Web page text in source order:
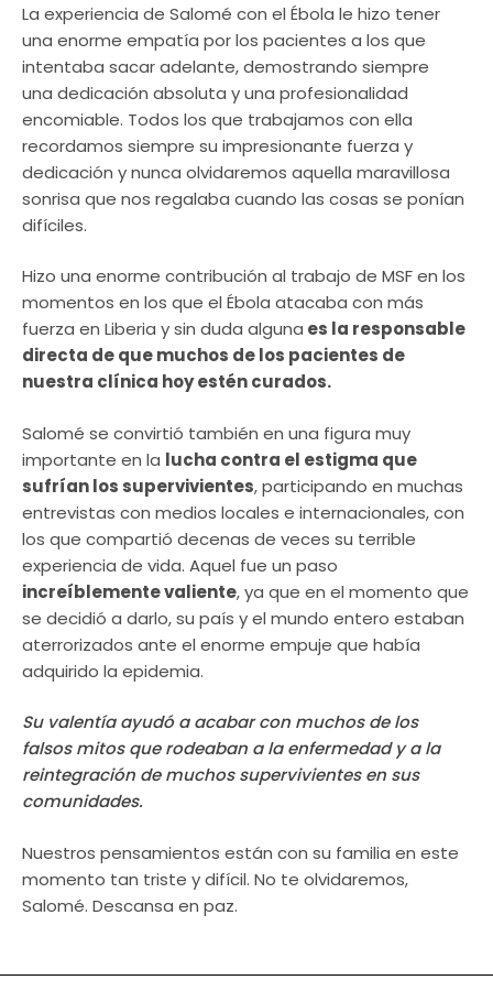
La experiencia de Salomé con el Ébola le hizo tener
una enorme empatía por los pacientes a los que
intentaba sacar adelante, demostrando siempre
una dedicación absoluta y una profesionalidad
encomiable. Todos los que trabajamos con ella
recordamos siempre su impresionante fuerza y
dedicación y nunca olvidaremos aquella maravillosa
sonrisa que nos regalaba cuando las cosas se ponían
difíciles.
Hizo una enorme contribución al trabajo de MSF en los
momentos en los que el Ébola atacaba con más
fuerza en Liberia y sin duda alguna es la responsable
directa de que muchos de los pacientes de
nuestra clínica hoy estén curados.
Salomé se convirtió también en una figura muy
importante en la lucha contra el estigma que
sufrían los supervivientes, participando en muchas
entrevistas con medios locales e internacionales, con
los que compartió decenas de veces su terrible
experiencia de vida. Aquel fue un paso
increíblemente valiente, ya que en el momento que
se decidió a darlo, su país y el mundo entero estaban
aterrorizados ante el enorme empuje que había
adquirido la epidemia.
Su valentía ayudó a acabar con muchos de los
falsos mitos que rodeaban a la enfermedad y a la
reintegración de muchos supervivientes en sus
comunidades.
Nuestros pensamientos están con su familia en este
momento tan triste y difícil. No te olvidaremos,
Salomé. Descansa en paz.